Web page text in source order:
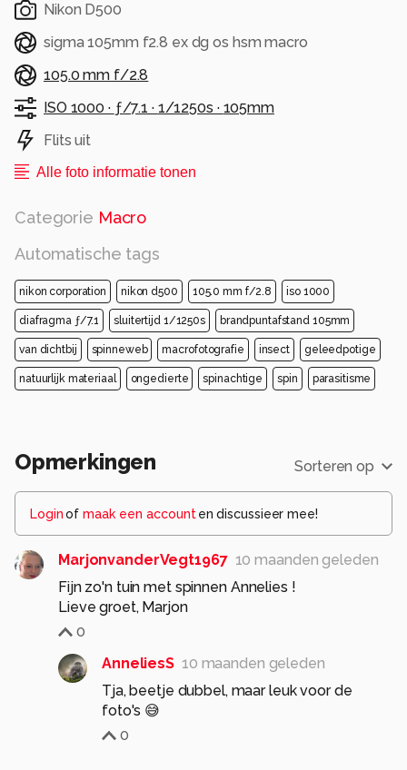
Bedankt voor jullie reacties alvast!
Alle rechten voorbehouden
Nikon D500
sigma 105mm f2.8 ex dg os hsm macro
105.0 mm f/2.8
ISO 1000 · ƒ/7.1 · 1/1250s · 105mm
Flits uit
Alle foto informatie tonen
Categorie Macro
Automatische tags
nikon corporation nikon d500 105.0 mm f/2.8 iso 1000
diafragma ƒ/7.1 sluitertijd 1/1250s brandpuntafstand 105mm
van dichtbij spinneweb macrofotografie insect geleedpotige
natuurlijk materiaal ongedierte spinachtige spin parasitisme
Opmerkingen Sorteren op
Loginof maak een account en discussieer mee!
MarjonvanderVegt1967 10 maanden geleden
Fijn zo'n tuin met spinnen Annelies !
Lieve groet, Marjon
0
AnneliesS 10 maanden geleden
Tja, beetje dubbel, maar leuk voor de
foto's 😅
0